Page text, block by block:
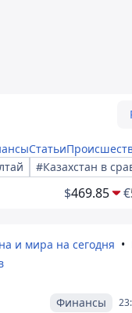
Статьи
#Казахстан в
$469.85 €
и мира на сегодня
Финансы